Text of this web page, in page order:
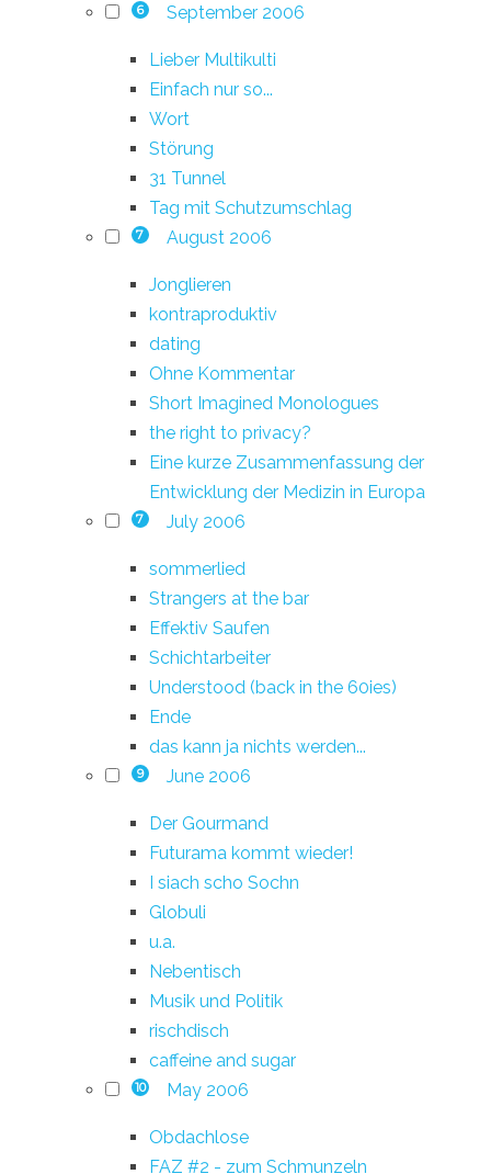
6 September 2006
Lieber Multikulti
Einfach nur so...
Wort
Störung
31 Tunnel
Tag mit Schutzumschlag
7 August 2006
Jonglieren
kontraproduktiv
dating
Ohne Kommentar
Short Imagined Monologues
the right to privacy?
Eine kurze Zusammenfassung der
Entwicklung der Medizin in Europa
7 July 2006
sommerlied
Strangers at the bar
Effektiv Saufen
Schichtarbeiter
Understood (back in the 60ies)
Ende
das kann ja nichts werden...
9 June 2006
Der Gourmand
Futurama kommt wieder!
I siach scho Sochn
Globuli
u.a.
Nebentisch
Musik und Politik
rischdisch
caffeine and sugar
10 May 2006
Obdachlose
FAZ #2 - zum Schmunzeln